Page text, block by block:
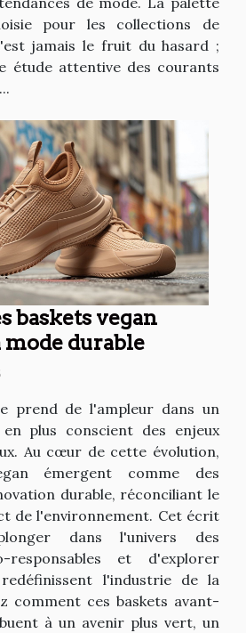
pour les collections de
jamais le fruit du hasard ;
étude attentive des courants
baskets vegan
durable
prend de l'ampleur dans un
plus conscient des enjeux
Au cœur de cette évolution,
émergent comme des
durable, réconciliant le
de l'environnement. Cet écrit
dans l'univers des
responsables et d'explorer
l'industrie de la
comment ces baskets avant-
à un avenir plus vert, un